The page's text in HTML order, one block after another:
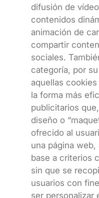
difusión de
contenidos
animación de
compartir
sociales.
categoría, por
aquellas
la forma más
publicitarios
diseño o
ofrecido al
una página
base a criterios
sin que se
usuarios con
ser personalizar